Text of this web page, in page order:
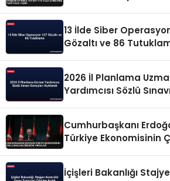
13 İlde Siber
Gözaltı ve 86
2026 İl Planlama
Yardımcısı Sözlü
Cumhurbaşkanı
Türkiye Ekonomisinin
İçişleri Bakanlığı